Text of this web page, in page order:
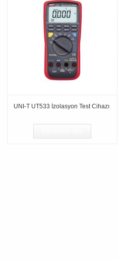
UNI-T UT533 İzolasyon Test Cihazı